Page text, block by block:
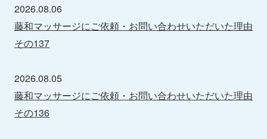
2026.08.06
藤和マッサージにご依頼・お問い合わせいただいた理由
その137
2026.08.05
藤和マッサージにご依頼・お問い合わせいただいた理由
その136